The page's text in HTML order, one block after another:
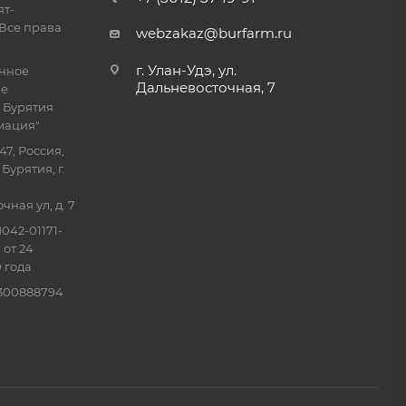
права
Россия,
г.
ул, д. 7
01171-
24
года
webzakaz@burfarm.ru
г. Улан-Удэ, ул.
Дальневосточная, 7